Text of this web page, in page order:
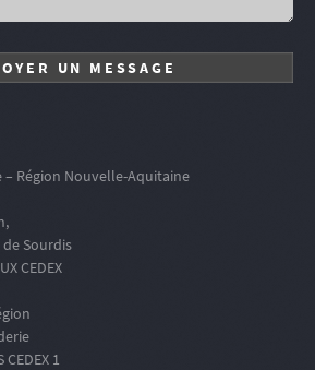
– Région Nouvelle-Aquitaine
de Sourdis
CEDEX
CEDEX 1